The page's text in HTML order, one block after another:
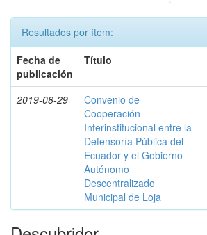
Resultados por ítem:
Fecha de
publicación
Título
2019-08-29
Convenio de
Cooperación
Interinstitucional entre la
Defensoría Pública del
Ecuador y el Gobierno
Autónomo
Descentralizado
Municipal de Loja